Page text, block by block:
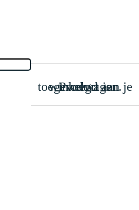
Product
is toegevoegd aan je winkelwagen.